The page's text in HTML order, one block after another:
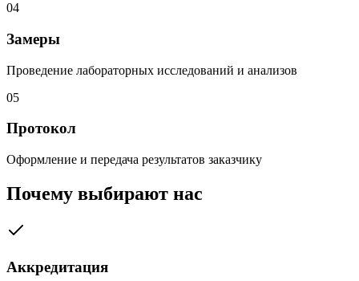
04
Замеры
Проведение лабораторных исследований и анализов
05
Протокол
Оформление и передача результатов заказчику
Почему выбирают нас
Аккредитация